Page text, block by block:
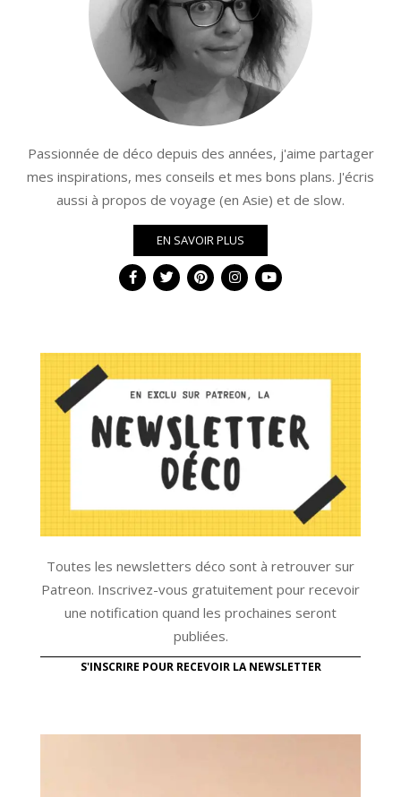
Passionnée de déco depuis des années, j'aime partager
mes inspirations, mes conseils et mes bons plans. J'écris
aussi à propos de voyage (en Asie) et de slow.
EN SAVOIR PLUS
Toutes les newsletters déco sont à retrouver sur
Patreon. Inscrivez-vous gratuitement pour recevoir
une notification quand les prochaines seront
publiées.
S'INSCRIRE POUR RECEVOIR LA NEWSLETTER